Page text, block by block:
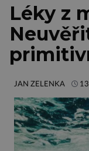
Léky z
JAN ZELENKA